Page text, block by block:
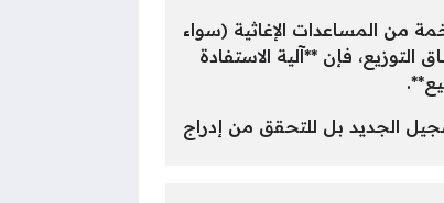
من المساعدات الإغاثية (سواء
فإن **آلية الاستفادة
الجديد بل للتحقق من إدراج